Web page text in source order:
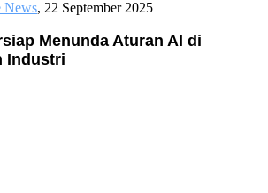
News, 22 September 2025
Menunda Aturan AI di
Industri